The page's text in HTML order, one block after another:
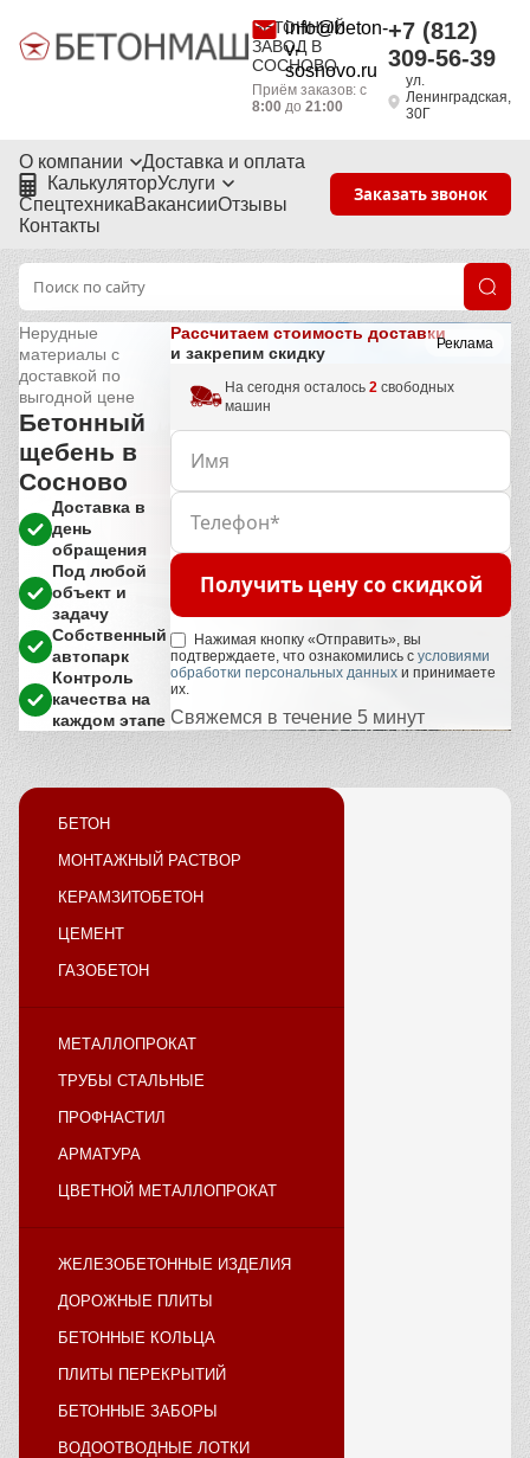
БЕТОННЫЙ
ЗАВОД В
СОСНОВО
info@beton-
v-
sosnovo.ru
Приём заказов: с
8:00 до 21:00
+7 (812)
309-56-39
ул.
Ленинградская,
30Г
О компании
Доставка и оплата
КалькуляторУслуги
СпецтехникаВакансииОтзывы
Контакты
Заказать звонок
Реклама
Нерудные
материалы с
доставкой по
выгодной цене
Бетонный
щебень в
Сосново
Доставка в
день
обращения
Под любой
объект и
задачу
Собственный
автопарк
Контроль
качества на
каждом этапе
Рассчитаем стоимость доставки
и закрепим скидку
На сегодня осталось2 свободных
машин
Получить цену со скидкой
Нажимая кнопку «Отправить», вы
подтверждаете, что ознакомились сусловиями
обработки персональных данных и принимаете
их.
Свяжемся в течение 5 минут
БЕТОН
МОНТАЖНЫЙ РАСТВОР
КЕРАМЗИТОБЕТОН
ЦЕМЕНТ
ГАЗОБЕТОН
МЕТАЛЛОПРОКАТ
ТРУБЫ СТАЛЬНЫЕ
ПРОФНАСТИЛ
АРМАТУРА
ЦВЕТНОЙ МЕТАЛЛОПРОКАТ
ЖЕЛЕЗОБЕТОННЫЕ ИЗДЕЛИЯ
ДОРОЖНЫЕ ПЛИТЫ
БЕТОННЫЕ КОЛЬЦА
ПЛИТЫ ПЕРЕКРЫТИЙ
БЕТОННЫЕ ЗАБОРЫ
ВОДООТВОДНЫЕ ЛОТКИ